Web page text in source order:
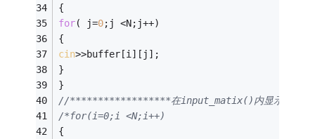
{
for( j=0;j <N;j++)
{
cin>>buffer[i][j];
}
}
//******************在input_matix()内显示输
/*for(i=0;i <N;i++)
{